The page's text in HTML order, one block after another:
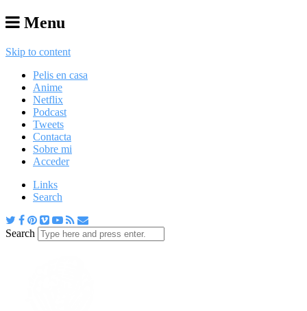
Menu
Skip to content
Pelis en casa
Anime
Netflix
Podcast
Tweets
Contacta
Sobre mi
Acceder
Links
Search
Search